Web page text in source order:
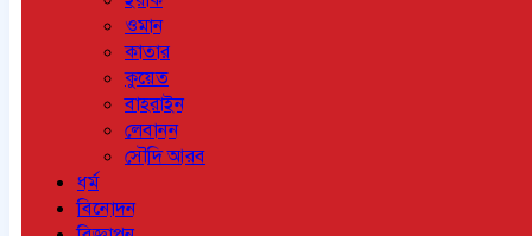
ওমান
কাতার
কুয়েত
বাহরাইন
লেবানন
সৌদি আরব
ধর্ম
বিনোদন